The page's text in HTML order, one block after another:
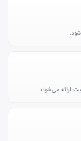
ارائه می‌شوند.